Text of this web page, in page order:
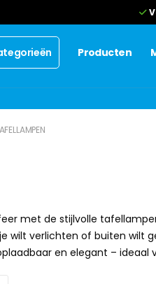
Producten
met de stijlvolle
wilt verlichten of buiten wilt
en elegant –